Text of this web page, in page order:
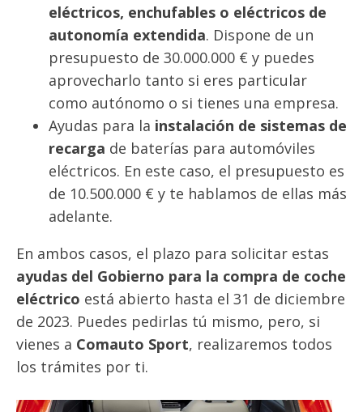
eléctricos, enchufables o eléctricos de
autonomía extendida. Dispone de un
presupuesto de 30.000.000 € y puedes
aprovecharlo tanto si eres particular
como autónomo o si tienes una empresa.
Ayudas para la instalación de sistemas de
recarga de baterías para automóviles
eléctricos. En este caso, el presupuesto es
de 10.500.000 € y te hablamos de ellas más
adelante.
En ambos casos, el plazo para solicitar estas
ayudas del Gobierno para la compra de coche
eléctrico está abierto hasta el 31 de diciembre
de 2023. Puedes pedirlas tú mismo, pero, si
vienes a Comauto Sport, realizaremos todos
los trámites por ti.